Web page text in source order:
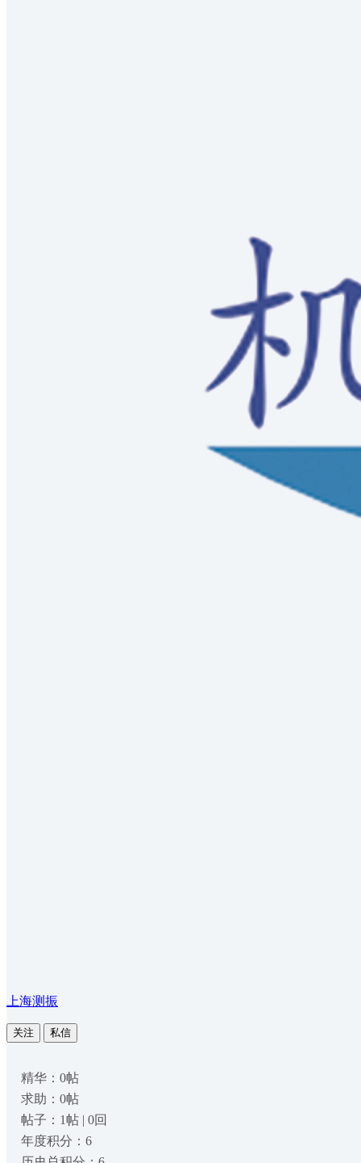
上海测振
关注 私信
精华：0帖
求助：0帖
帖子：1帖 | 0回
年度积分：6